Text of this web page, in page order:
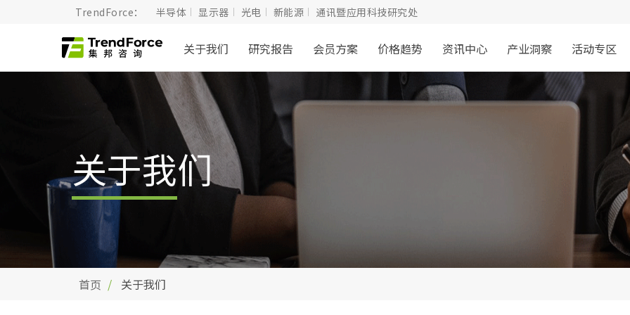
TrendForce： 半导体 显示器 光电 新能源 通讯暨应用科技研究处
关于我们 研究报告 会员方案 价格趋势 资讯中心 产业洞察 活动专区
关于我们
首页 关于我们